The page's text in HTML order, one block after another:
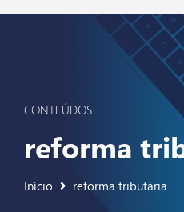
CONTEÚDOS
reforma
Início reforma tributária